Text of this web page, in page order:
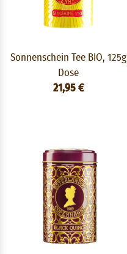
Sonnenschein Tee BIO, 125g
Dose
21,95 €